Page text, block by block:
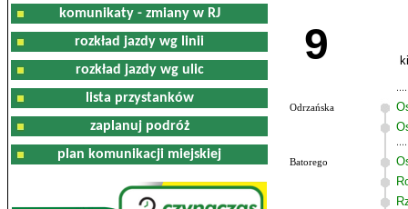
komunikaty - zmiany w RJ
rozkład jazdy wg linii
rozkład jazdy wg ulic
lista przystanków
zaplanuj podróż
plan komunikacji miejskiej
9
Odrzańska
Batorego